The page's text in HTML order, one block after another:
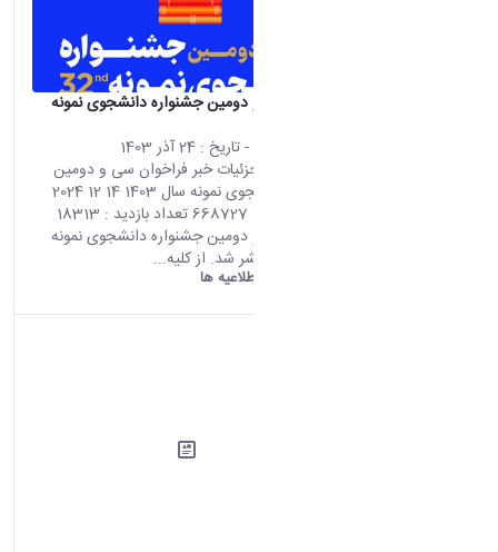
فراخوان سی و دومین جشنواره دانشجوی نمونه
- تاریخ : 24 آذر 1403
صفحه اصلی جزئیات خبر فراخوان سی و دومین
جشنواره دانشجوی نمونه سال 1403 14 12 2024
05:09 کد خبر : 668727 تعداد بازدید : 18313
فراخوان سی و دومین جشنواره دانشجوی نمونه
اطلاعیه ها